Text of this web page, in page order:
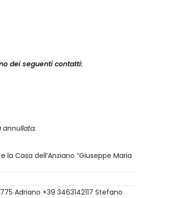
dei seguenti contatti:
annullata.
la Casa dell’Anziano “Giuseppe Maria
Adriano +39 3463142117 Stefano